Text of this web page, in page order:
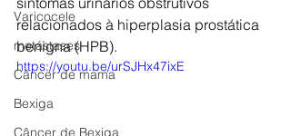
Varicocele
metástases
Câncer de mama
Bexiga
Câncer de Bexiga
relacionados à hiperplasia prostática
benigna (HPB).
https://youtu.be/urSJHx47ixE